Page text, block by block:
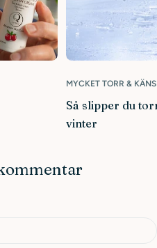
MYCKET TORR &
Så slipper du
vinter